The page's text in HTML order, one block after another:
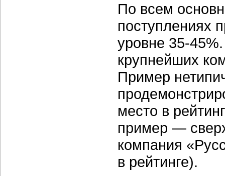
По всем
поступлениях
уровне 35-
крупнейших
Пример
место в
пример —
компания
в рейтинге).